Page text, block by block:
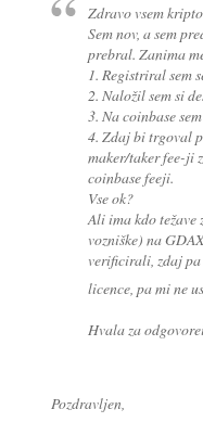
Zdravo vsem
Sem nov, a sem
prebral. Zanima
1. Registriral sem
2. Naložil sem si
3. Na coinbase
4. Zdaj bi trgoval
maker/taker fee-ji
coinbase feeji.
Vse ok?
Ali ima kdo
vozniške) na
verificirali, zdaj pa
licence, pa mi ne
Hvala za
Pozdravljen,